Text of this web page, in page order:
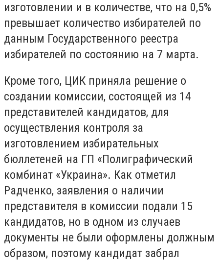
изготовлении и в количестве, что на 0,5%
превышает количество избирателей по
данным Государственного реестра
избирателей по состоянию на 7 марта.
Кроме того, ЦИК приняла решение о
создании комиссии, состоящей из 14
представителей кандидатов, для
осуществления контроля за
изготовлением избирательных
бюллетеней на ГП «Полиграфический
комбинат «Украина». Как отметил
Радченко, заявления о наличии
представителя в комиссии подали 15
кандидатов, но в одном из случаев
документы не были оформлены должным
образом, поэтому кандидат забрал